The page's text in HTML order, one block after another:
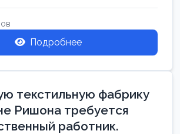
Н...
Подробнее
текстильную фабрику
Ришона требуется
работник.